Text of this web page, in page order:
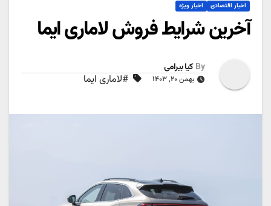
اخبار اقتصادی اخبار ویژه
آخرین شرایط فروش لاماری ایما
By کیا بیرامی
بهمن ۲۰, ۱۴۰۳ #لاماری ایما